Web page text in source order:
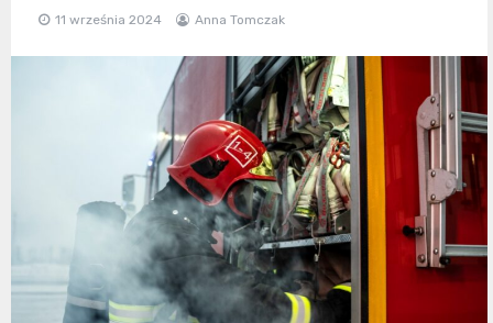
11 września 2024 Anna Tomczak